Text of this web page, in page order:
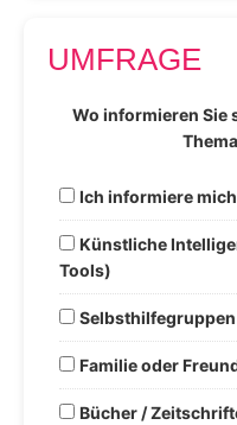
UMFRAGE
Wo informieren Sie
Ich informiere
Künstliche
Tools)
Selbsthilfegruppen
Familie oder
Bücher /